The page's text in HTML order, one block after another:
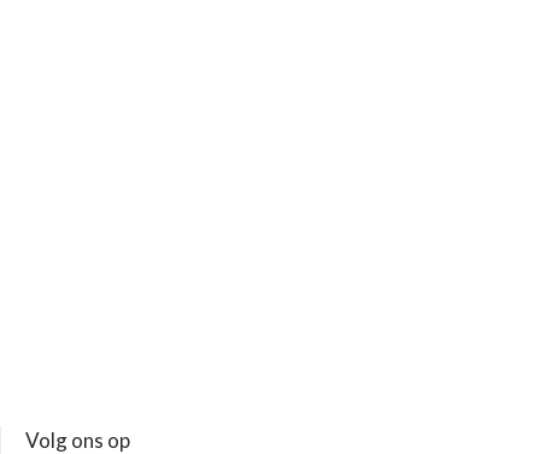
Volg ons op